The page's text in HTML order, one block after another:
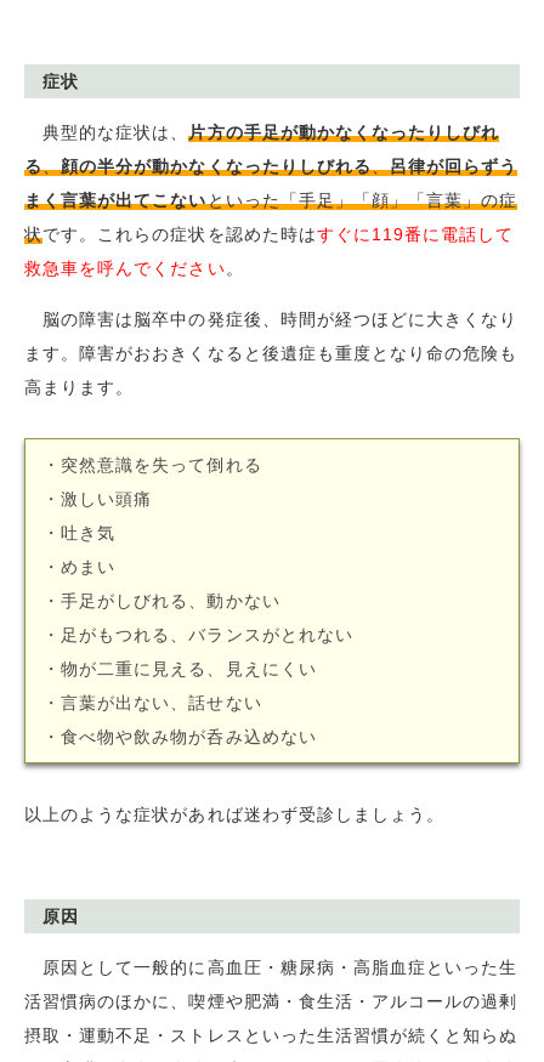
症状
典型的な症状は、片方の手足が動かなくなったりしびれ
る、顔の半分が動かなくなったりしびれる、呂律が回らずう
まく言葉が出てこないといった「手足」「顔」「言葉」の症
状です。これらの症状を認めた時はすぐに119番に電話して
救急車を呼んでください。
脳の障害は脳卒中の発症後、時間が経つほどに大きくなり
ます。障害がおおきくなると後遺症も重度となり命の危険も
高まります。
・突然意識を失って倒れる
・激しい頭痛
・吐き気
・めまい
・手足がしびれる、動かない
・足がもつれる、バランスがとれない
・物が二重に見える、見えにくい
・言葉が出ない、話せない
・食べ物や飲み物が呑み込めない
以上のような症状があれば迷わず受診しましょう。
原因
原因として一般的に高血圧・糖尿病・高脂血症といった生
活習慣病のほかに、喫煙や肥満・食生活・アルコールの過剰
摂取・運動不足・ストレスといった生活習慣が続くと知らぬ